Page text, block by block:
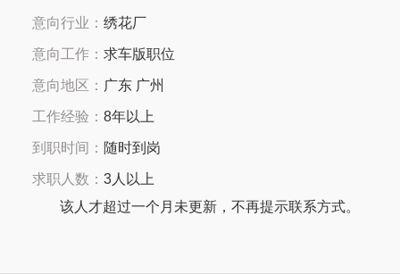
意向行业： 绣花厂
意向工作： 求车版职位
意向地区： 广东 广州
工作经验： 8年以上
到职时间： 随时到岗
求职人数： 3人以上
该人才超过一个月未更新，不再提示联系方式。